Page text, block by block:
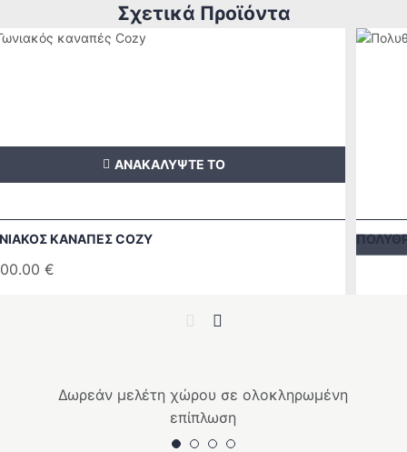
Σχετικά Προϊόντα
Previous
ΚΑΝΑΠΕΣ COZY
€
ΑΝΑΚΑΛΥΨΤΕ ΤΟ
Next
Δωρεάν μελέτη χώρου σε ολοκληρωμένη
επίπλωση